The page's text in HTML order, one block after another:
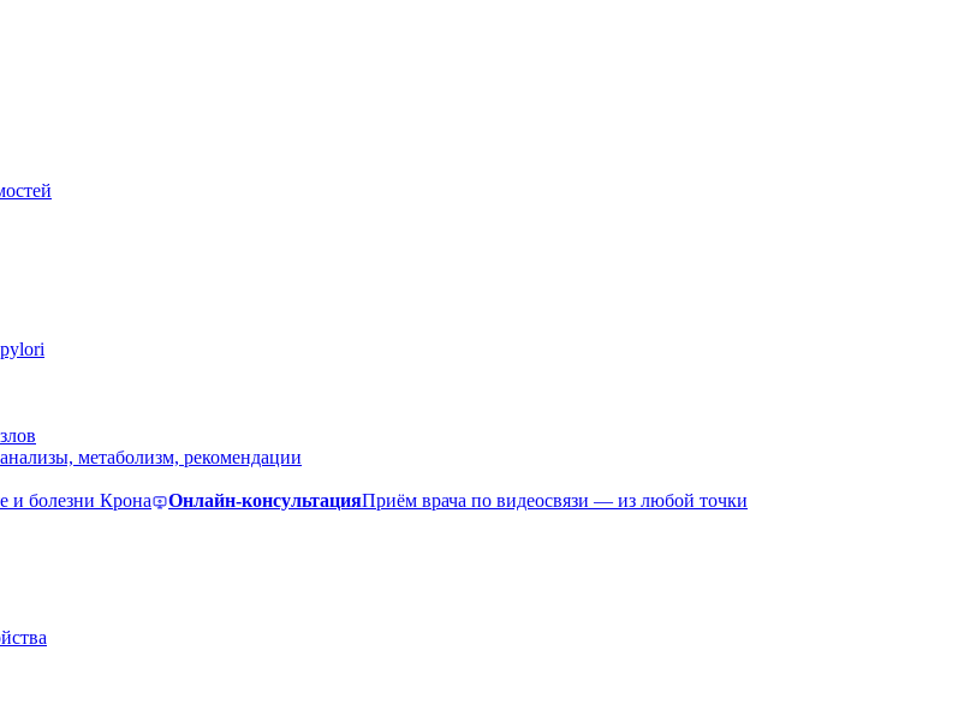
анализы, метаболизм, рекомендации
и болезни Крона Онлайн-консультацияПриём врача по видеосвязи — из любой точки